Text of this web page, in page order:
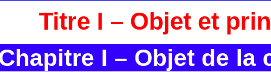
Titre I – Objet et
I – Objet de la